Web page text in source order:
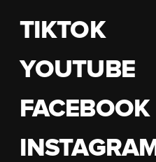
TIKTOK
YOUTUBE
FACEBOOK
INSTAGRAM